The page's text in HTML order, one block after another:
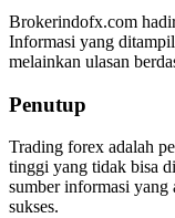
Brokerindofx.com
Informasi yang
melainkan ulasan
Penutup
Trading forex adalah
tinggi yang tidak bisa
sumber informasi yang
sukses.